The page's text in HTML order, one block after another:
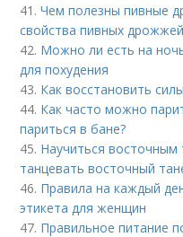
41.Чем полезны пивные
свойства пивных дрожжей
42. Можно ли есть на
для похудения
43. Как восстановить
44. Как часто можно
париться в бане?
45. Научиться восточным
танцевать восточный
46. Правила на каждый
этикета для женщин
47. Правильное питание